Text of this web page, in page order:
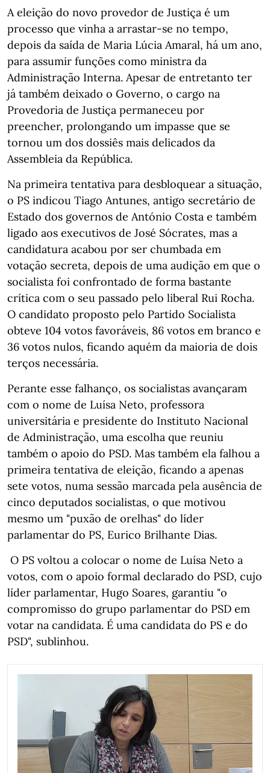
A eleição do novo provedor de Justiça é um
processo que vinha a arrastar-se no tempo,
depois da saída de Maria Lúcia Amaral, há um ano,
para assumir funções como ministra da
Administração Interna. Apesar de entretanto ter
já também deixado o Governo, o cargo na
Provedoria de Justiça permaneceu por
preencher, prolongando um impasse que se
tornou um dos dossiês mais delicados da
Assembleia da República.
Na primeira tentativa para desbloquear a situação,
o PS indicou Tiago Antunes, antigo secretário de
Estado dos governos de António Costa e também
ligado aos executivos de José Sócrates, mas a
candidatura acabou por ser chumbada em
votação secreta, depois de uma audição em que o
socialista foi confrontado de forma bastante
crítica com o seu passado pelo liberal Rui Rocha.
O candidato proposto pelo Partido Socialista
obteve 104 votos favoráveis, 86 votos em branco e
36 votos nulos, ficando aquém da maioria de dois
terços necessária.
Perante esse falhanço, os socialistas avançaram
com o nome de Luísa Neto, professora
universitária e presidente do Instituto Nacional
de Administração, uma escolha que reuniu
também o apoio do PSD. Mas também ela falhou a
primeira tentativa de eleição, ficando a apenas
sete votos, numa sessão marcada pela ausência de
cinco deputados socialistas, o que motivou
mesmo um "puxão de orelhas" do líder
parlamentar do PS, Eurico Brilhante Dias.
O PS voltou a colocar o nome de Luísa Neto a
votos, com o apoio formal declarado do PSD, cujo
líder parlamentar, Hugo Soares, garantiu "o
compromisso do grupo parlamentar do PSD em
votar na candidata. É uma candidata do PS e do
PSD", sublinhou.